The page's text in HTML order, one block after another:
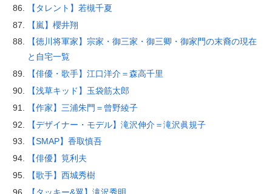
【タレント】若槻千夏
【嵐】櫻井翔
【徳川将軍家】宗家・御三家・御三卿・御家門の末裔の現在
と自宅一覧
【俳優・歌手】江口洋介＝森高千里
【浅草キッド】玉袋筋太郎
【作家】三浦朱門＝曾野綾子
【デザイナー・モデル】滝沢伸介＝滝沢眞規子
【SMAP】香取慎吾
【俳優】筧利夫
【歌手】西城秀樹